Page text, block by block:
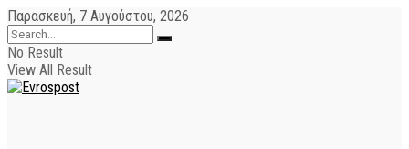
Παρασκευή, 7 Αυγούστου, 2026
No Result
View All Result